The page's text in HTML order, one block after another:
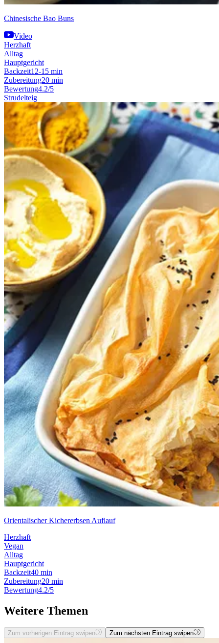
Chinesische Bao Buns
Video
Herzhaft
Alltag
Hauptgericht
Backzeit12-15 min
Zubereitung20 min
Bewertung4.2/5
Strudelteig
Orientalischer Kichererbsen Auflauf
Herzhaft
Vegan
Alltag
Hauptgericht
Backzeit40 min
Zubereitung20 min
Bewertung4.2/5
Weitere Themen
Zum vorherigen Eintrag swipen Zum nächsten Eintrag swipen